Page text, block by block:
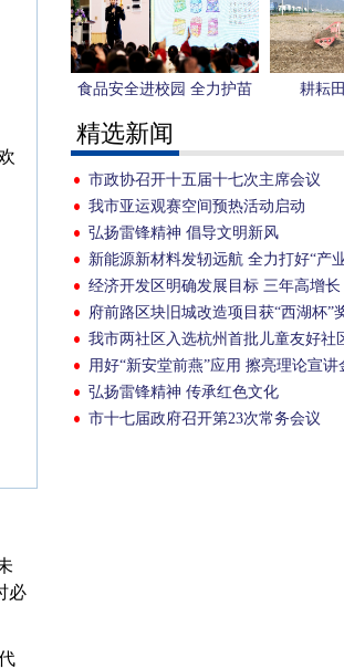
食品安全进校园 全力护苗
助成长
耕耘
精选新闻
市政协召开十五届十七次主席会议
我市亚运观赛空间预热活动启动
弘扬雷锋精神 倡导文明新风
新能源新材料发轫远航 全力打好“产
战”
经济开发区明确发展目标 三年高增长
千亿
府前路区块旧城改造项目获“西湖杯”
我市两社区入选杭州首批儿童友好社
用好“新安堂前燕”应用 擦亮理论宣讲
弘扬雷锋精神 传承红色文化
市十七届政府召开第23次常务会议
必